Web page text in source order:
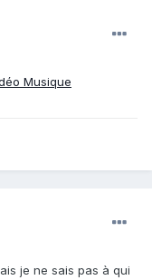
Musique
je ne sais pas à qui